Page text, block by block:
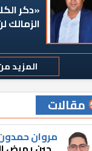
«دكر
الزمالك
المزيد
مقالات
مروان